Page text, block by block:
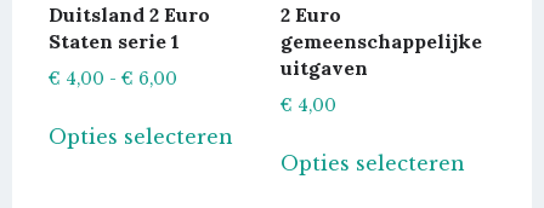
Duitsland 2 Euro
Staten serie 1
€ 4,00 - € 6,00
tot
Opties selecteren
heeft
2 Euro
gemeenschappelijke
uitgaven
€ 4,00
Opties selecteren